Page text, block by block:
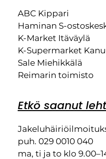
ABC Kippari
Haminan S-
K-Market Itäväylä
K-Supermarket
Sale Miehikkälä
Reimarin toimisto
Etkö saanut
puh. 029 0010 040
ma, ti ja to klo